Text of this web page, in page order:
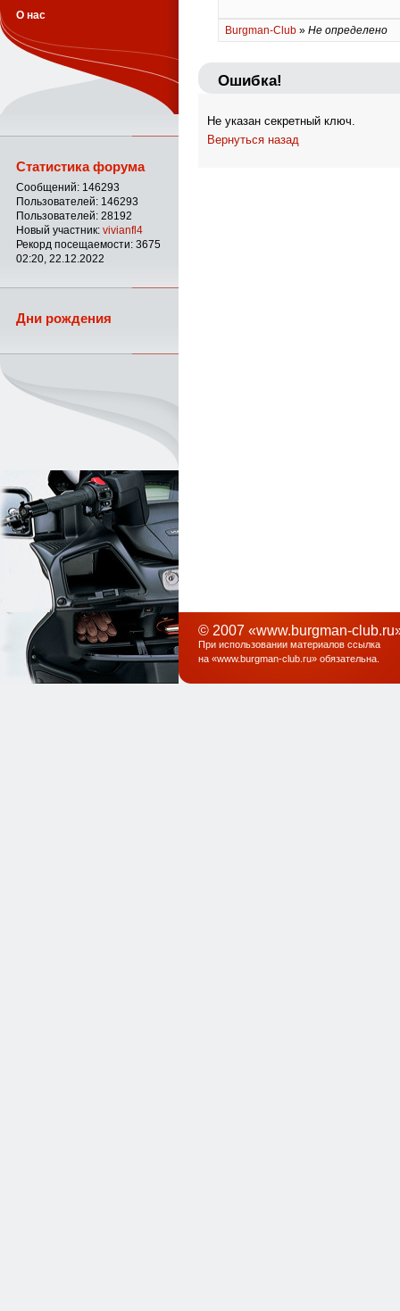
Burgman-Club » Не определено
Ошибка!
Не указан секретный ключ.
Вернуться назад
О нас
Статистика форума
Сообщений: 146293
Пользователей: 146293
Пользователей: 28192
Новый участник: vivianfl4
Рекорд посещаемости: 3675
02:20, 22.12.2022
Дни рождения
© 2007 «www.burgman-
При использовании материалов ссылка
на «www.burgman-club.ru» обязательна